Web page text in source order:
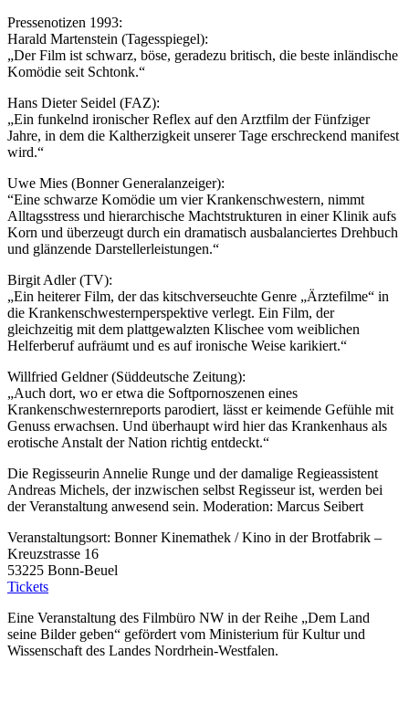
Pressenotizen 1993:
Harald Martenstein (Tagesspiegel):
„Der Film ist schwarz, böse, geradezu britisch, die beste inländische
Komödie seit Schtonk.“
Hans Dieter Seidel (FAZ):
„Ein funkelnd ironischer Reflex auf den Arztfilm der Fünfziger
Jahre, in dem die Kaltherzigkeit unserer Tage erschreckend manifest
wird.“
Uwe Mies (Bonner Generalanzeiger):
“Eine schwarze Komödie um vier Krankenschwestern, nimmt
Alltagsstress und hierarchische Machtstrukturen in einer Klinik aufs
Korn und überzeugt durch ein dramatisch ausbalanciertes Drehbuch
und glänzende Darstellerleistungen.“
Birgit Adler (TV):
„Ein heiterer Film, der das kitschverseuchte Genre „Ärztefilme“ in
die Krankenschwesternperspektive verlegt. Ein Film, der
gleichzeitig mit dem plattgewalzten Klischee vom weiblichen
Helferberuf aufräumt und es auf ironische Weise karikiert.“
Willfried Geldner (Süddeutsche Zeitung):
„Auch dort, wo er etwa die Softpornoszenen eines
Krankenschwesternreports parodiert, lässt er keimende Gefühle mit
Genuss erwachsen. Und überhaupt wird hier das Krankenhaus als
erotische Anstalt der Nation richtig entdeckt.“
Die Regisseurin Annelie Runge und der damalige Regieassistent
Andreas Michels, der inzwischen selbst Regisseur ist, werden bei
der Veranstaltung anwesend sein. Moderation: Marcus Seibert
Veranstaltungsort: Bonner Kinemathek / Kino in der Brotfabrik –
Kreuzstrasse 16
53225 Bonn-Beuel
Tickets
Eine Veranstaltung des Filmbüro NW in der Reihe „Dem Land
seine Bilder geben“ gefördert vom Ministerium für Kultur und
Wissenschaft des Landes Nordrhein-Westfalen.